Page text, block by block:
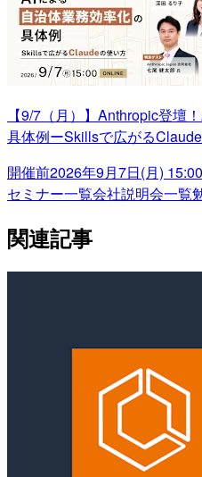
【9/7（月）】Anthropic登壇
具体例ーSkillsで広がる
開催前2026年9月7日(月) 15:00
セミナー一覧会社説明会一覧
関連記事